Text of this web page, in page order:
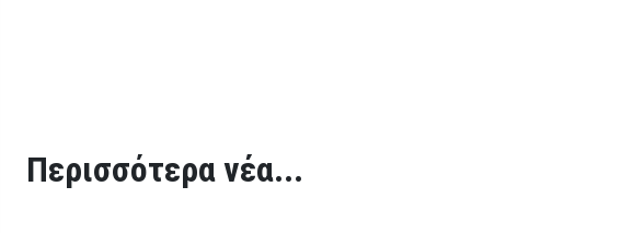
Περισσότερα νέα...